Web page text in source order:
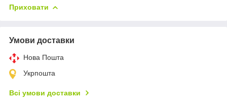
Приховати
Умови доставки
Нова Пошта
Укрпошта
Всі умови доставки